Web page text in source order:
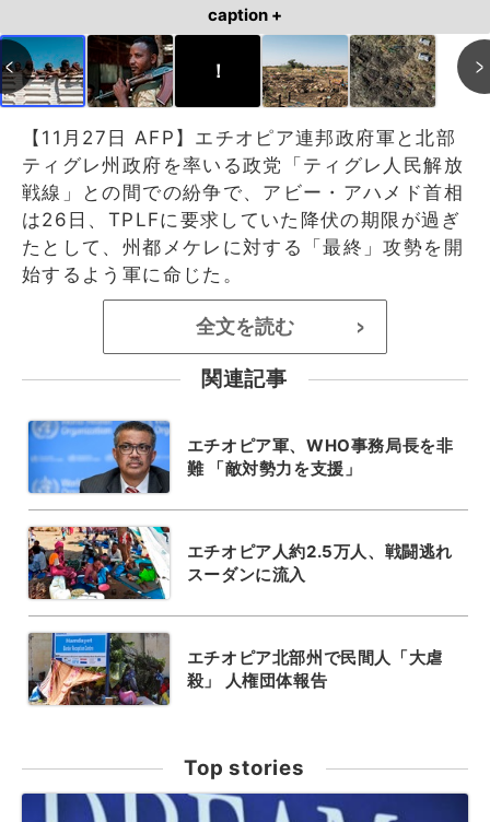
caption +
！
【11月27日 AFP】エチオピア連邦政府軍と北部
ティグレ州政府を率いる政党「ティグレ人民解放
戦線」との間での紛争で、アビー・アハメド首相
は26日、TPLFに要求していた降伏の期限が過ぎ
たとして、州都メケレに対する「最終」攻勢を開
始するよう軍に命じた。
全文を読む >
関連記事
エチオピア軍、WHO事務局長を非
難 「敵対勢力を支援」
エチオピア人約2.5万人、戦闘逃れ
スーダンに流入
エチオピア北部州で民間人「大虐
殺」 人権団体報告
Top stories